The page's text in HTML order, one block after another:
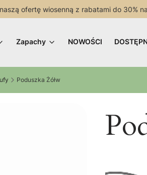
ofertę wiosenną z rabatami do 30%
Zapachy NOWOŚCI
Poduszka Żółw